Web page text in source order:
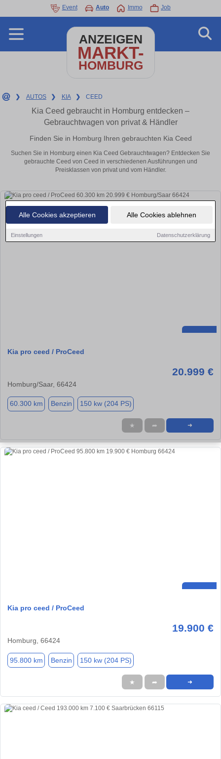
Alle Cookies akzeptieren Alle Cookies ablehnen
Einstellungen Datenschutzerklärung
Event Auto Immo Job
ANZEIGEN
MARKT-
HOMBURG
❯ AUTOS ❯ KIA ❯ CEED
Kia Ceed gebraucht in Homburg entdecken –
Gebrauchtwagen von privat & Händler
Finden Sie in Homburg Ihren gebrauchten Kia Ceed
Suchen Sie in Homburg einen Kia Ceed Gebrauchtwagen? Entdecken Sie
gebrauchte Ceed von Ceed in verschiedenen Ausführungen und
Preisklassen von privat und vom Händler.
Kia pro ceed / ProCeed
20.999 €
Homburg/Saar, 66424
60.300 km Benzin 150 kw (204 PS)
★ ➦ ➜
Kia pro ceed / ProCeed
19.900 €
Homburg, 66424
95.800 km Benzin 150 kw (204 PS)
★ ➦ ➜